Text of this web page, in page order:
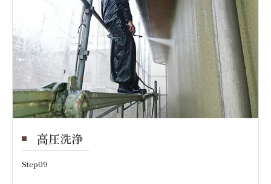
高圧洗浄
Step09